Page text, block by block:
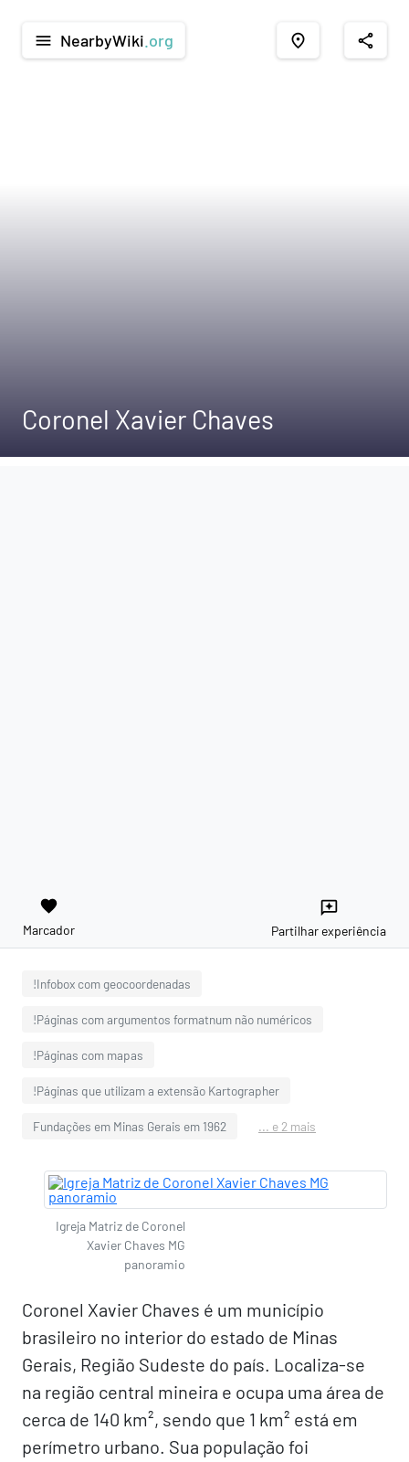
menu NearbyWiki .org place share
Coronel Xavier Chaves
favorite
Marcador
reviews
Partilhar experiência
!Infobox com geocoordenadas
!Páginas com argumentos formatnum não numéricos
!Páginas com mapas
!Páginas que utilizam a extensão Kartographer
Fundações em Minas Gerais em 1962 ... e 2 mais
Igreja Matriz de Coronel
Xavier Chaves MG
panoramio
Coronel Xavier Chaves é um município
brasileiro no interior do estado de Minas
Gerais, Região Sudeste do país. Localiza-se
na região central mineira e ocupa uma área de
cerca de 140 km², sendo que 1 km² está em
perímetro urbano. Sua população foi